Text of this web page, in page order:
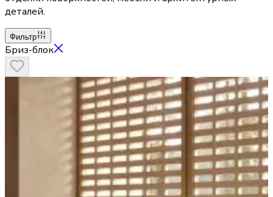
деталей.
Фильтр
Бриз-блок